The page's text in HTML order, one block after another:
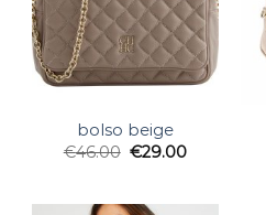
bolso beige
€46.00 €29.00